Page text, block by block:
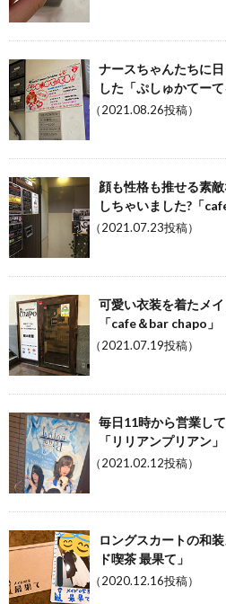
ナースちゃんたちに
した「ぷしゅかてーて
（2021.08.26投稿）
顔も性格も推せる素
しちゃいました?「
（2021.07.23投稿）
可愛い衣装を着たメ
「cafe＆bar chapo」
（2021.07.19投稿）
毎日11時から営業し
「リリアンプリアン」
（2021.02.12投稿）
ロングスカートの和
ド喫茶 最果て」
（2020.12.16投稿）